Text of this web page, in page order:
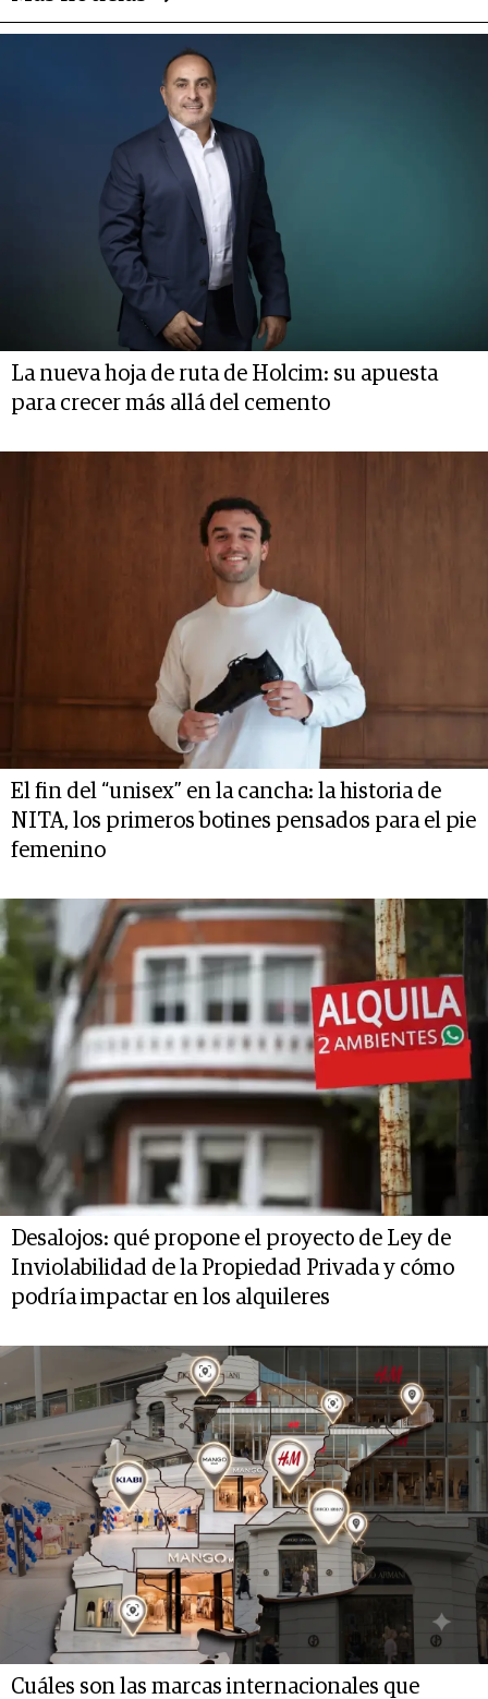
La nueva hoja de ruta de Holcim: su apuesta
para crecer más allá del cemento
El fin del “unisex” en la cancha: la historia de
NITA, los primeros botines pensados para el pie
femenino
Desalojos: qué propone el proyecto de Ley de
Inviolabilidad de la Propiedad Privada y cómo
podría impactar en los alquileres
Cuáles son las marcas internacionales que